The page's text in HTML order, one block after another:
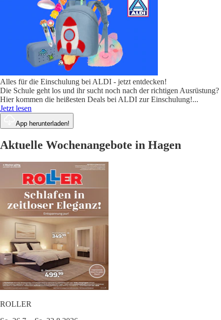
Alles für die Einschulung bei ALDI - jetzt entdecken!
Die Schule geht los und ihr sucht noch nach der richtigen Ausrüstung?
Hier kommen die heißesten Deals bei ALDI zur Einschulung!...
Jetzt lesen
App herunterladen!
Aktuelle Wochenangebote in Hagen
ROLLER